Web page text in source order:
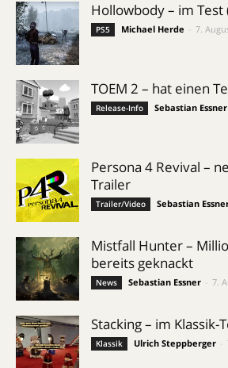
Hollowbody – im Test
PS5 Michael Herde 7.
TOEM 2 – hat einen
Release-Info Sebastian Essner
Persona 4 Revival –
Trailer
Trailer/Video Sebastian
Mistfall Hunter –
bereits geknackt
News Sebastian Essner 7.
Stacking – im Klassik-
Klassik Ulrich Steppberger